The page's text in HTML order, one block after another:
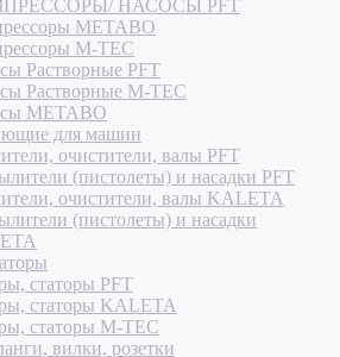
НАСОСЫ PFT
METABO
M-TEC
Растворные PFT
Растворные M-TEC
METABO
для машин
очистители, валы PFT
(пистолеты) и насадки PFT
очистители, валы KALETA
(пистолеты) и насадки
статоры PFT
статоры KALETA
статоры M-TEC
вилки, розетки